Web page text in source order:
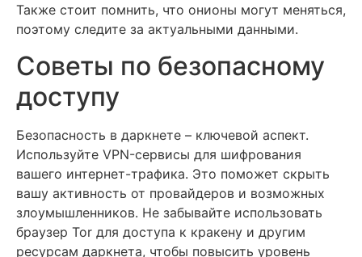
Также стоит помнить, что онионы могут меняться,
поэтому следите за актуальными данными.
Советы по безопасному
доступу
Безопасность в даркнете – ключевой аспект.
Используйте VPN-сервисы для шифрования
вашего интернет-трафика. Это поможет скрыть
вашу активность от провайдеров и возможных
злоумышленников. Не забывайте использовать
браузер Tor для доступа к кракену и другим
ресурсам даркнета, чтобы повысить уровень